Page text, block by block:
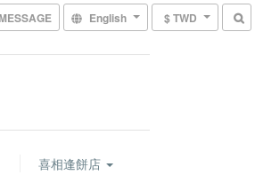
MESSAGE English $ TWD
喜相逢餅店